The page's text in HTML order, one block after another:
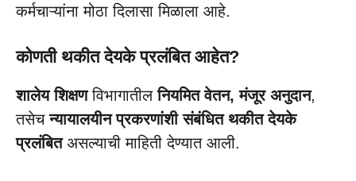
कर्मचाऱ्यांना मोठा दिलासा मिळाला आहे.
कोणती थकीत देयके प्रलंबित आहेत?
शालेय शिक्षणविभागातीलनियमित वेतन, मंजूर अनुदान,
तसेचन्यायालयीन प्रकरणांशी संबंधित थकीत देयके
प्रलंबितअसल्याची माहिती देण्यात आली.